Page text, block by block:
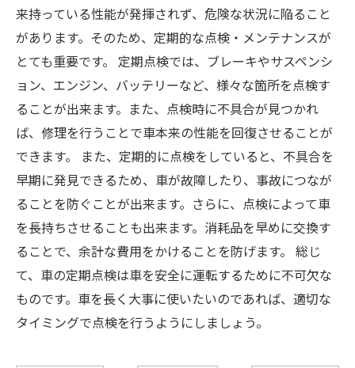
来持っている性能が発揮されず、危険な状況に陥ること
があります。そのため、定期的な点検・メンテナンスが
とても重要です。 定期点検では、ブレーキやサスペンシ
ョン、エンジン、バッテリーなど、様々な箇所を点検す
ることが出来ます。また、点検時に不具合が見つかれ
ば、修理を行うことで車本来の性能を回復させることが
できます。 また、定期的に点検をしていると、不具合を
早期に発見できるため、車が故障したり、事故につなが
ることを防ぐことが出来ます。さらに、点検によって車
を長持ちさせることも出来ます。消耗品を早めに交換す
ることで、余計な費用をかけることを防げます。 総じ
て、車の定期点検は車を安全に運転するために不可欠な
ものです。車を長く大事に使いたいのであれば、適切な
タイミングで点検を行うようにしましょう。